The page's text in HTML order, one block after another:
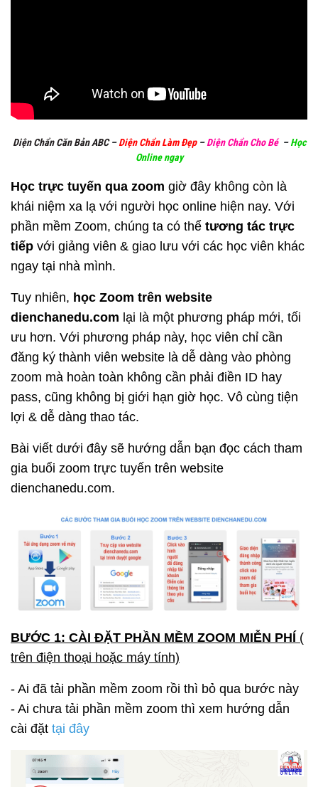
Diện Chẩn Căn Bản ABC– Diện Chẩn Làm Đẹp –Diện Chẩn Cho Bé –Học
Online ngay
Học trực tuyến qua zoom giờ đây không còn là
khái niệm xa lạ với người học online hiện nay. Với
phần mềm Zoom, chúng ta có thể tương tác trực
tiếp với giảng viên & giao lưu với các học viên khác
ngay tại nhà mình.
Tuy nhiên, học Zoom trên website
dienchanedu.com lại là một phương pháp mới, tối
ưu hơn. Với phương pháp này, học viên chỉ cần
đăng ký thành viên website là dễ dàng vào phòng
zoom mà hoàn toàn không cần phải điền ID hay
pass, cũng không bị giới hạn giờ học. Vô cùng tiện
lợi & dễ dàng thao tác.
Bài viết dưới đây sẽ hướng dẫn bạn đọc cách tham
gia buổi zoom trực tuyến trên website
dienchanedu.com.
BƯỚC 1: CÀI ĐẶT PHẦN MỀM ZOOM MIỄN PHÍ (
trên điện thoại hoặc máy tính)
- Ai đã tải phần mềm zoom rồi thì bỏ qua bước này
- Ai chưa tải phần mềm zoom thì xem hướng dẫn
cài đặt tại đây